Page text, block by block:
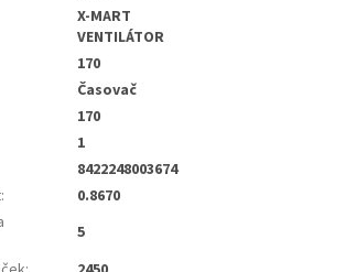
X-MART
VENTILÁTOR
170
Časovač
170
1
8422248003674
:
0.8670
5